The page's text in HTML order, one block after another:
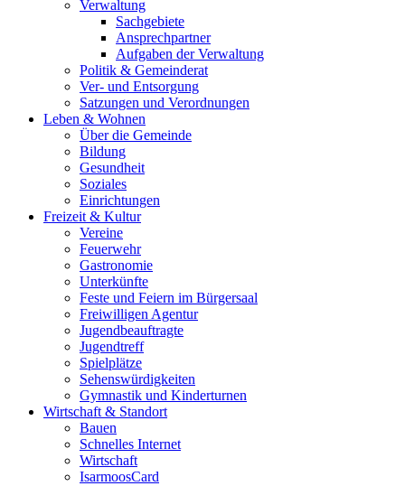
Verwaltung
Sachgebiete
Ansprechpartner
Aufgaben der Verwaltung
Politik & Gemeinderat
Ver- und Entsorgung
Satzungen und Verordnungen
Leben & Wohnen
Über die Gemeinde
Bildung
Gesundheit
Soziales
Einrichtungen
Freizeit & Kultur
Vereine
Feuerwehr
Gastronomie
Unterkünfte
Feste und Feiern im Bürgersaal
Freiwilligen Agentur
Jugendbeauftragte
Jugendtreff
Spielplätze
Sehenswürdigkeiten
Gymnastik und Kinderturnen
Wirtschaft & Standort
Bauen
Schnelles Internet
Wirtschaft
IsarmoosCard